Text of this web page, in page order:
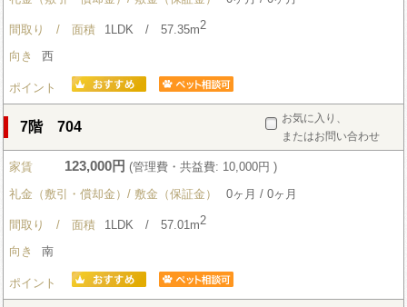
間取り / 面積 1LDK / 57.35m2
向き 西
ポイント
お気に入り、
またはお問い合わせ
7階 704
家賃 123,000円 (管理費・共益費: 10,000円 )
礼金（敷引・償却金）/ 敷金（保証金）
0ヶ月 / 0ヶ月
間取り / 面積 1LDK / 57.01m2
向き 南
ポイント